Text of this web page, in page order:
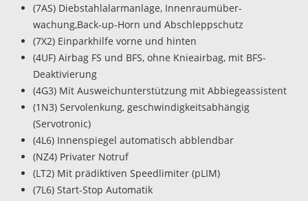
(7AS) Diebstahlalarmanlage, Innenraumüber-
wachung,Back-up-Horn und Abschleppschutz
(7X2) Einparkhilfe vorne und hinten
(4UF) Airbag FS und BFS, ohne Knieairbag, mit BFS-
Deaktivierung
(4G3) Mit Ausweichunterstützung mit Abbiegeassistent
(1N3) Servolenkung, geschwindigkeitsabhängig
(Servotronic)
(4L6) Innenspiegel automatisch abblendbar
(NZ4) Privater Notruf
(LT2) Mit prädiktiven Speedlimiter (pLIM)
(7L6) Start-Stop Automatik